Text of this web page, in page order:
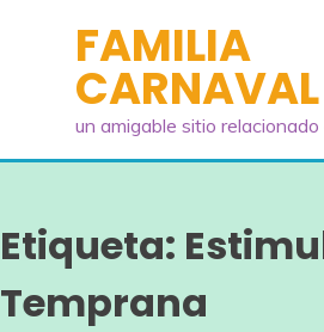
contenidoFAMILIA
CARNAVAL
un amigable sitio
Etiqueta:
Temprana